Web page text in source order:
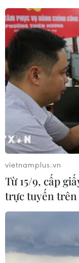
Hà Nội thông
vietnamplus.vn
Từ 15/9, cấp
trực tuyến trên